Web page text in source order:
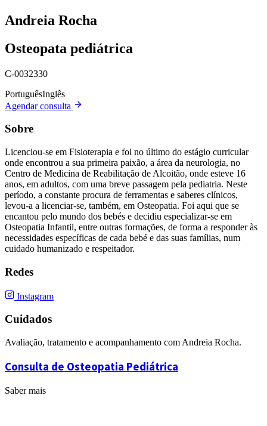
Andreia Rocha
Osteopata pediátrica
C-0032330
PortuguêsInglês
Agendar consulta
Sobre
Licenciou-se em Fisioterapia e foi no último do estágio curricular
onde encontrou a sua primeira paixão, a área da neurologia, no
Centro de Medicina de Reabilitação de Alcoitão, onde esteve 16
anos, em adultos, com uma breve passagem pela pediatria. Neste
período, a constante procura de ferramentas e saberes clínicos,
levou-a a licenciar-se, também, em Osteopatia. Foi aqui que se
encantou pelo mundo dos bebés e decidiu especializar-se em
Osteopatia Infantil, entre outras formações, de forma a responder às
necessidades específicas de cada bebé e das suas famílias, num
cuidado humanizado e respeitador.
Redes
Instagram
Cuidados
Avaliação, tratamento e acompanhamento com Andreia Rocha.
Consulta de Osteopatia Pediátrica
Saber mais